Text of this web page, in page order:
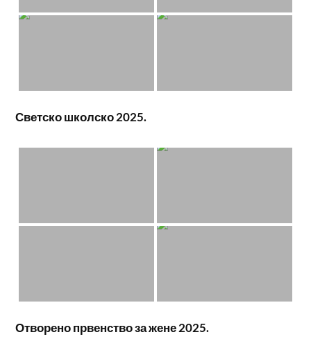
Светско школско 2025.
Отворено првенство за жене 2025.